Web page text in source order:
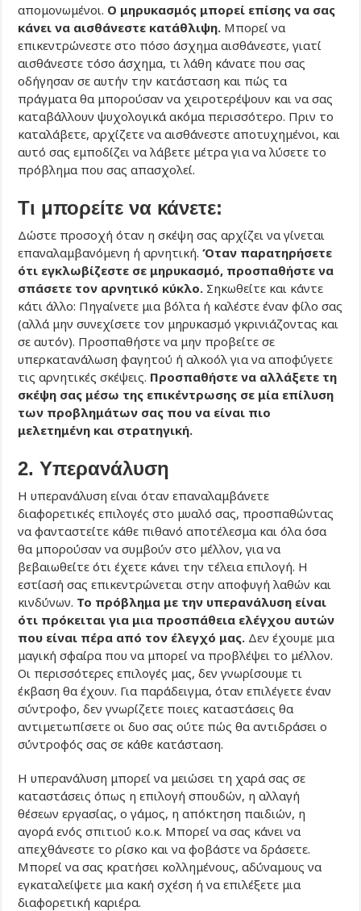
απομονωμένοι. Ο μηρυκασμός μπορεί επίσης να σας
κάνει να αισθάνεστε κατάθλιψη. Μπορεί να
επικεντρώνεστε στο πόσο άσχημα αισθάνεστε, γιατί
αισθάνεστε τόσο άσχημα, τι λάθη κάνατε που σας
οδήγησαν σε αυτήν την κατάσταση και πώς τα
πράγματα θα μπορούσαν να χειροτερέψουν και να σας
καταβάλλουν ψυχολογικά ακόμα περισσότερο. Πριν το
καταλάβετε, αρχίζετε να αισθάνεστε αποτυχημένοι, και
αυτό σας εμποδίζει να λάβετε μέτρα για να λύσετε το
πρόβλημα που σας απασχολεί.
Τι μπορείτε να κάνετε:
Δώστε προσοχή όταν η σκέψη σας αρχίζει να γίνεται
επαναλαμβανόμενη ή αρνητική.Όταν παρατηρήσετε
ότι εγκλωβίζεστε σε μηρυκασμό, προσπαθήστε να
σπάσετε τον αρνητικό κύκλο. Σηκωθείτε και κάντε
κάτι άλλο: Πηγαίνετε μια βόλτα ή καλέστε έναν φίλο σας
(αλλά μην συνεχίσετε τον μηρυκασμό γκρινιάζοντας και
σε αυτόν). Προσπαθήστε να μην προβείτε σε
υπερκατανάλωση φαγητού ή αλκοόλ για να αποφύγετε
τις αρνητικές σκέψεις. Προσπαθήστε να αλλάξετε τη
σκέψη σας μέσω της επικέντρωσης σε μία επίλυση
των προβλημάτων σας που να είναι πιο
μελετημένη και στρατηγική.
2. Υπερανάλυση
Η υπερανάλυση είναι όταν επαναλαμβάνετε
διαφορετικές επιλογές στο μυαλό σας, προσπαθώντας
να φανταστείτε κάθε πιθανό αποτέλεσμα και όλα όσα
θα μπορούσαν να συμβούν στο μέλλον, για να
βεβαιωθείτε ότι έχετε κάνει την τέλεια επιλογή. Η
εστίασή σας επικεντρώνεται στην αποφυγή λαθών και
κινδύνων. Το πρόβλημα με την υπερανάλυση είναι
ότι πρόκειται για μια προσπάθεια ελέγχου αυτών
που είναι πέρα από τον έλεγχό μας. Δεν έχουμε μια
μαγική σφαίρα που να μπορεί να προβλέψει το μέλλον.
Οι περισσότερες επιλογές μας, δεν γνωρίσουμε τι
έκβαση θα έχουν. Για παράδειγμα, όταν επιλέγετε έναν
σύντροφο, δεν γνωρίζετε ποιες καταστάσεις θα
αντιμετωπίσετε οι δυο σας ούτε πώς θα αντιδράσει ο
σύντροφός σας σε κάθε κατάσταση.
Η υπερανάλυση μπορεί να μειώσει τη χαρά σας σε
καταστάσεις όπως η επιλογή σπουδών, η αλλαγή
θέσεων εργασίας, ο γάμος, η απόκτηση παιδιών, η
αγορά ενός σπιτιού κ.ο.κ. Μπορεί να σας κάνει να
απεχθάνεστε το ρίσκο και να φοβάστε να δράσετε.
Μπορεί να σας κρατήσει κολλημένους, αδύναμους να
εγκαταλείψετε μια κακή σχέση ή να επιλέξετε μια
διαφορετική καριέρα.